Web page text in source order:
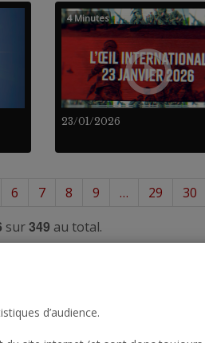
23/01/2026
4 Minutes
6 7 8 9 … 29 30
sur349 au total.
d’audience.